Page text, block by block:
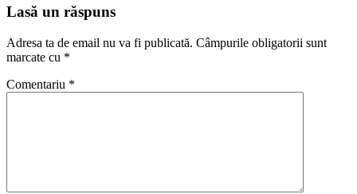
Lasă un răspuns
Adresa ta de email nu va fi publicată. Câmpurile obligatorii sunt
marcate cu *
Comentariu *